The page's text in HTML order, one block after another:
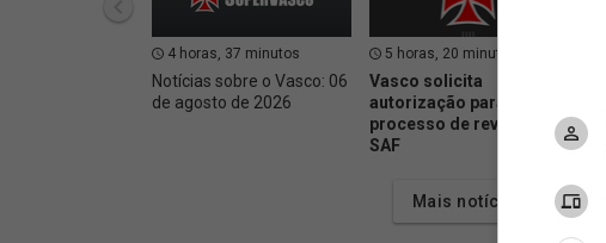
4 horas, 37 minutos
Notícias sobre o Vasco: 06
de agosto de 2026
5 horas, 20 minutos
Vasco solicita
autorização para iniciar
processo de revenda da
SAF
Mais notícias